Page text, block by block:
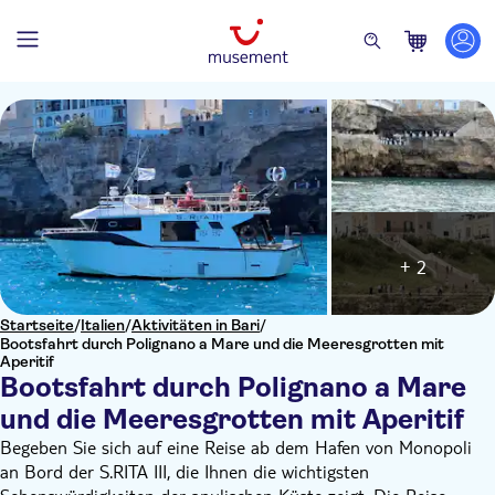
Startseite/Italien/Aktivitäten in Bari/
Bootsfahrt durch Polignano a Mare und die Meeresgrotten mit
Aperitif
Bootsfahrt durch Polignano a Mare
und die Meeresgrotten mit Aperitif
+ 2
Begeben Sie sich auf eine Reise ab dem Hafen von Monopoli
an Bord der S.RITA III, die Ihnen die wichtigsten